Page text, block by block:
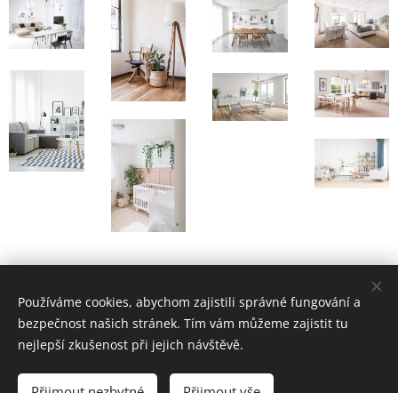
© Elizebet Art of Goodies 2025 | Všechna práva vyhrazena
Používáme cookies, abychom zajistili správné fungování a
bezpečnost našich stránek. Tím vám můžeme zajistit tu
nejlepší zkušenost při jejich návštěvě.